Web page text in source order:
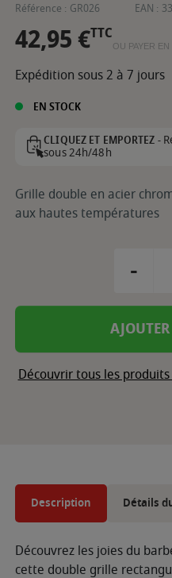
Référence : GR026 EAN :
42,95 €TTC
OU PAYER EN
Expédition sous 2 à 7 jours
EN STOCK
CLIQUEZ ET EMPORTEZ -
sous 24h/48h
Grille double en acier
aux hautes températures
-
Découvrir tous les
Description Détails
Découvrez les joies du
cette double grille